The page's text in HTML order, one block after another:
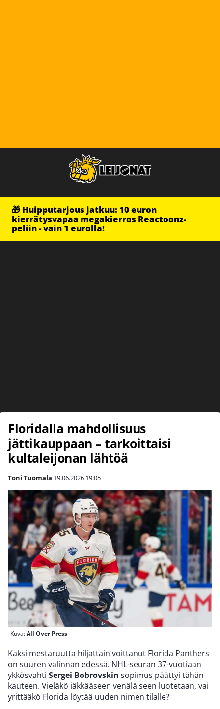
🎁 Huipputarjous jatkuu: 10 euron
kierrätysvapaa megakierros Reactoonz-
peliin - vain 1 eurolla!
Floridalla mahdollisuus
jättikauppaan – tarkoittaisi
kultaleijonan lähtöä
Toni Tuomala 19.06.2026 19:05
Kuva:All Over Press
Kaksi mestaruutta hiljattain voittanut Florida Panthers
on suuren valinnan edessä. NHL-seuran 37-vuotiaan
ykkösvahti Sergei Bobrovskin sopimus päättyi tähän
kauteen. Vieläkö iäkkääseen venäläiseen luotetaan, vai
yrittääkö Florida löytää uuden nimen tilalle?